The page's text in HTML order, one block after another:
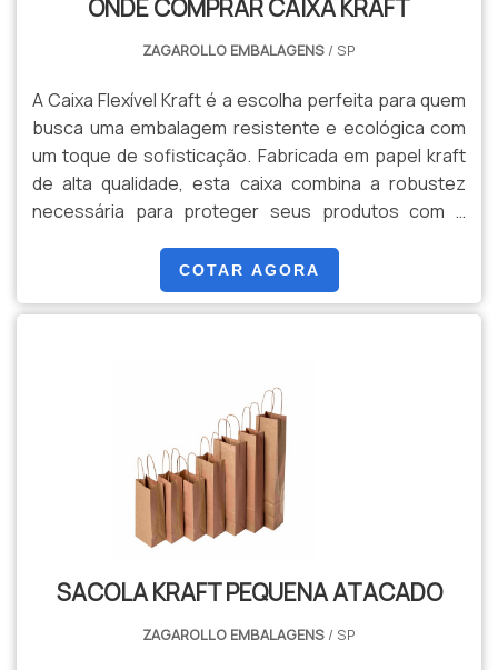
Kraft é uma solução versátil que une praticidade e
consciência ecológica, tornando-se uma escolha
conscientes.
ONDE COMPRAR CAIXA KRAFT
ZAGAROLLO EMBALAGENS / SP
A Caixa Flexível Kraft é a escolha perfeita para quem
busca uma embalagem resistente e ecológica com
um toque de sofisticação. Fabricada em papel kraft
de alta qualidade, esta caixa combina a robustez
necessária para proteger seus produtos com a
Caixa Flexível Kraft é ideal para uma ampla gama de
usos, desde embalagens de alimentos e produtos de
aspecto natural e elegante, enquanto sua estrutura
flexível se adapta perfeitamente ao conteúdo,
garantindo segurança e proteção. A caixa é
totalmente reciclável e biodegradável, alinhando-se
com práticas sustentáveis e contribuindo para a
redução do impacto ambiental. Disponível em
Kraft é uma solução versátil que une praticidade e
consciência ecológica, tornando-se uma escolha
COTAR AGORA
SACOLA KRAFT PEQUENA ATACADO
ZAGAROLLO EMBALAGENS / SP